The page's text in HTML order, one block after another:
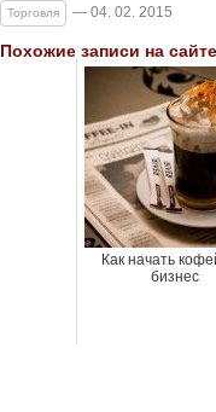
Торговля — 04. 02. 2015
Похожие записи на
Как начать
бизнес